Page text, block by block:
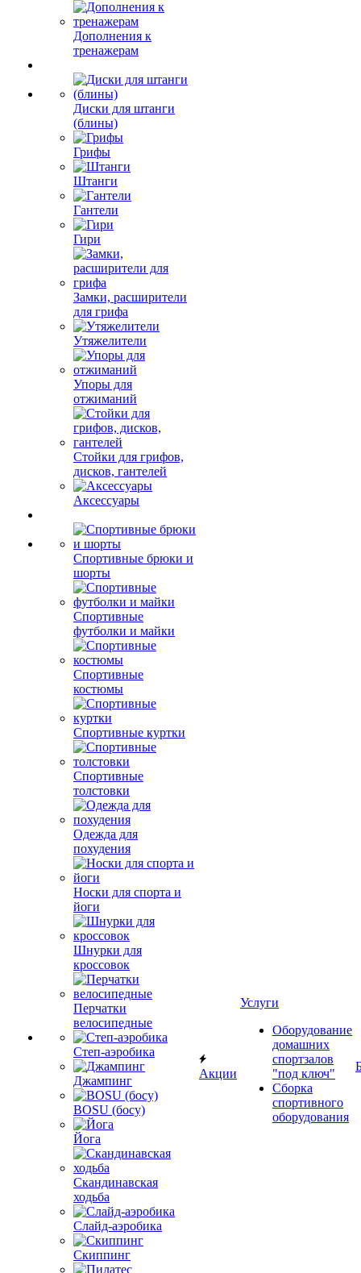
Дополнения к
тренажерам
Диски для штанги
(блины)
Грифы
Штанги
Гантели
Гири
Замки, расширители
для грифа
Утяжелители
Упоры для
отжиманий
Стойки для грифов,
дисков, гантелей
Аксессуары
Спортивные брюки и
шорты
Спортивные
футболки и майки
Спортивные
костюмы
Спортивные куртки
Спортивные
толстовки
Одежда для
похудения
Носки для спорта и
йоги
Шнурки для
кроссовок
Перчатки
велосипедные
Степ-аэробика
Джампинг
BOSU (босу)
Йога
Скандинавская
ходьба
Слайд-аэробика
Скиппинг
Акции
Услуги
Оборудование
домашних
спортзалов
"под ключ"
Сборка
спортивного
оборудования